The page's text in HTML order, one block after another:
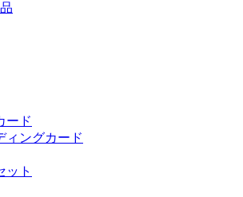
ード
ィングカード
ット